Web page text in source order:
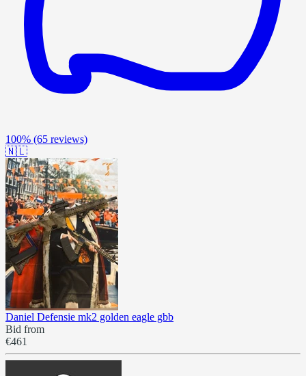
100% (65 reviews)
🇳🇱
Daniel Defensie mk2 golden eagle gbb
Bid from
€461